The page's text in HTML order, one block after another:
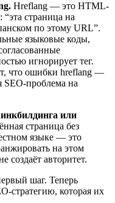
Hreflang — это HTML-
страница на
по этому URL”.
языковые коды,
игнорирует тег.
что ошибки hreflang —
SEO-проблема на
или
страница без
языке — это
на этом
создаёт авторитет.
шаг. Теперь
стратегию, которая их